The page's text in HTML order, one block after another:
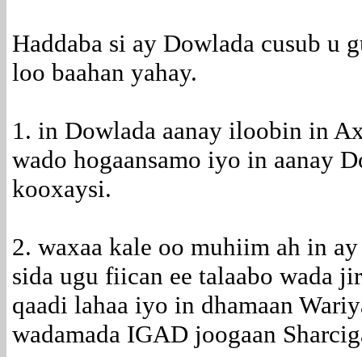
Haddaba si ay Dowlada cusub u
loo baahan yahay.
1. in Dowlada aanay iloobin in
wado hogaansamo iyo in aanay
kooxaysi.
2. waxaa kale oo muhiim ah in
sida ugu fiican ee talaabo wada
qaadi lahaa iyo in dhamaan
wadamada IGAD joogaan